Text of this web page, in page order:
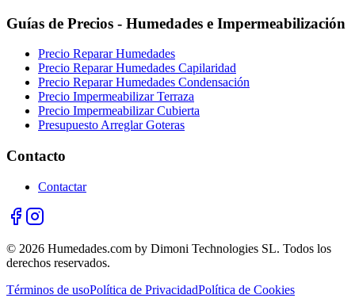
Guías de Precios - Humedades e Impermeabilización
Precio Reparar Humedades
Precio Reparar Humedades Capilaridad
Precio Reparar Humedades Condensación
Precio Impermeabilizar Terraza
Precio Impermeabilizar Cubierta
Presupuesto Arreglar Goteras
Contacto
Contactar
© 2026 Humedades.com by Dimoni Technologies SL. Todos los
derechos reservados.
Términos de usoPolítica de PrivacidadPolítica de Cookies